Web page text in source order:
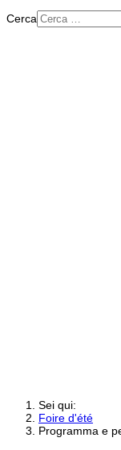
Cerca
Sei qui:
Foire d'été
Programma e